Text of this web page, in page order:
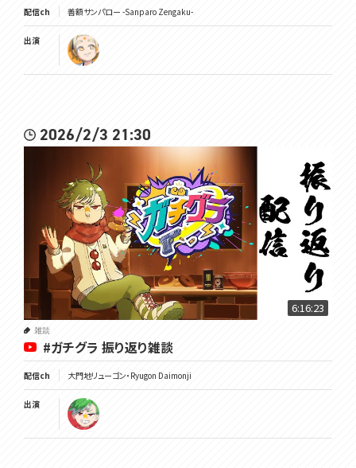
配信ch 善額サンパロー -Sanparo Zengaku-
出演
2026/2/3 21:30
6:16:23
雑談
#ガチグラ 振り返り雑談
配信ch 大門地リューゴン・Ryugon Daimonji
出演